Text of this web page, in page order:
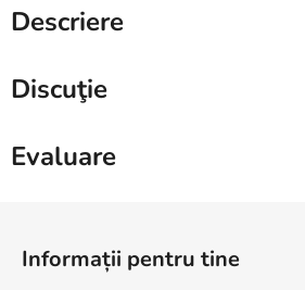
Descriere
Discuţie
Evaluare
Informații pentru tine